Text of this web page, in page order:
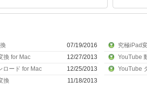
07/19/2016
究極iPad
換 for Mac
12/27/2013
YouTube
ロード for Mac
12/25/2013
YouTube
換
11/18/2013